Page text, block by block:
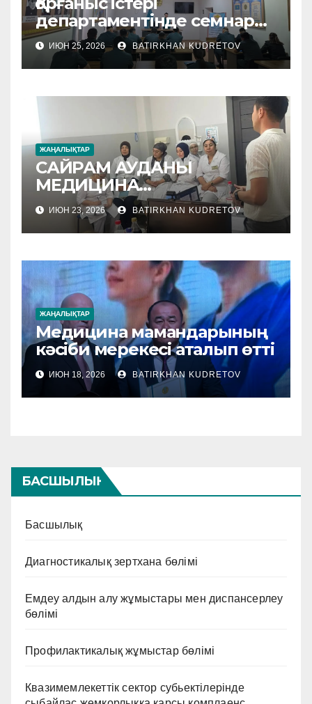
департаментінде семнар
өтті
ИЮН 25, 2026 BATIRKHAN KUDRETOV
ЖАҢАЛЫҚТАР
САЙРАМ АУДАНЫ
МЕДИЦИНА
МЕКЕМЕЛЕРІНЕ
ӘДІСТЕМЕЛІК КӨМЕК
КӨРСЕТІЛУДЕ
ИЮН 23, 2026 BATIRKHAN KUDRETOV
ЖАҢАЛЫҚТАР
Медицина мамандарының
кәсіби мерекесі аталып өтті
ИЮН 18, 2026 BATIRKHAN KUDRETOV
БАСШЫЛЫҚ
Басшылық
Диагностикалық зертхана бөлімі
Емдеу алдын алу жұмыстары мен диспансерлеу
бөлімі
Профилактикалық жұмыстар бөлімі
Квазимемлекеттік сектор субьектілерінде